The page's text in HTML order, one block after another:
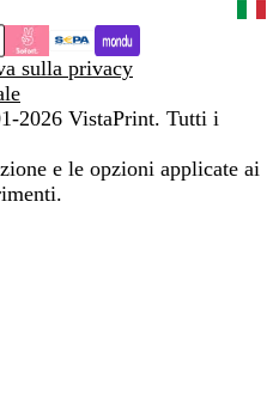
sulla privacy
2026 VistaPrint. Tutti i
e le opzioni applicate ai